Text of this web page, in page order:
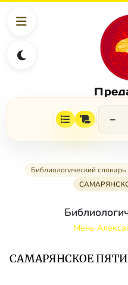
−
Библиологический словарь
Мень
САМАРЯНСКОЕ